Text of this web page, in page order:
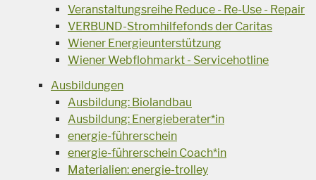
Veranstaltungsreihe Reduce - Re-Use - Repair
VERBUND-Stromhilfefonds der Caritas
Wiener Energieunterstützung
Wiener Webflohmarkt - Servicehotline
Ausbildungen
Ausbildung: Biolandbau
Ausbildung: Energieberater*in
energie-führerschein
energie-führerschein Coach*in
Materialien: energie-trolley